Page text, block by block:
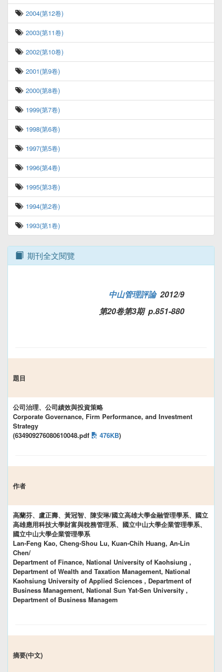
2004(第12卷)
2003(第11卷)
2002(第10卷)
2001(第9卷)
2000(第8卷)
1999(第7卷)
1998(第6卷)
1997(第5卷)
1996(第4卷)
1995(第3卷)
1994(第2卷)
1993(第1卷)
期刊全文閱覽
中山管理評論2012/9
第20卷第3期 p.851-880
題目
公司治理、公司績效與投資策略
Corporate Governance, Firm Performance, and Investment
Strategy
(634909276080610048.pdf
476KB)
作者
高蘭芬、盧正壽、黃冠智、陳安琳/國立高雄大學金融管理學系、國立
高雄應用科技大學財富與稅務管理系、國立中山大學企業管理學系、
國立中山大學企業管理學系
Lan-Feng Kao, Cheng-Shou Lu, Kuan-Chih Huang, An-Lin
Chen/
Department of Finance, National University of Kaohsiung ,
Department of Wealth and Taxation Management, National
Kaohsiung University of Applied Sciences , Department of
Business Management, National Sun Yat-Sen University ,
Department of Business Managem
摘要(中文)